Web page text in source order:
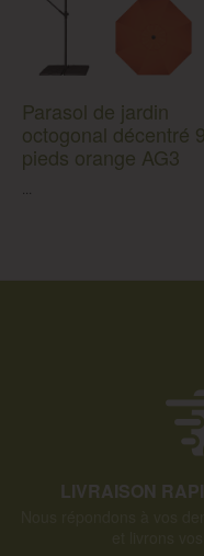
Parasol de jardin
octogonal décentré 9
pieds orange AG3
LIVRAISON